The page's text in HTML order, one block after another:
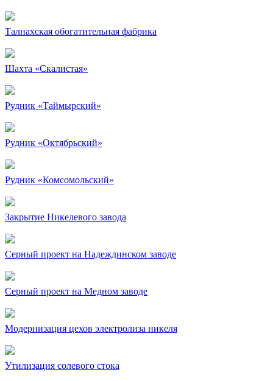
Талнахская обогатительная фабрика
Шахта «Скалистая»
Рудник «Таймырский»
Рудник «Октябрьский»
Рудник «Комсомольский»
Закрытие Никелевого завода
Серный проект на Надеждинском заводе
Серный проект на Медном заводе
Модернизация цехов электролиза никеля
Утилизация солевого стока